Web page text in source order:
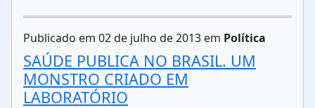
Publicado em 02 de julho de 2013 em Política
SAÚDE PUBLICA NO BRASIL. UM
MONSTRO CRIADO EM
LABORATÓRIO